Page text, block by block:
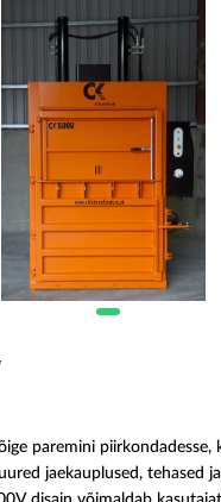
paremini piirkondadesse,
jaekauplused, tehased